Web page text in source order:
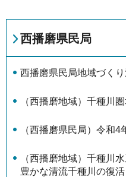
西播磨県民局
西播磨県民局地域づく
（西播磨地域）千種川
（西播磨県民局）令和
（西播磨地域）千種川
豊かな清流千種川の復活